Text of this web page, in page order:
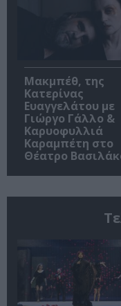
Μακμπέθ, της
Κατερίνας
Ευαγγελάτου με
Γιώργο Γάλλο &
Καρυοφυλλιά
Καραμπέτη στο
Θέατρο